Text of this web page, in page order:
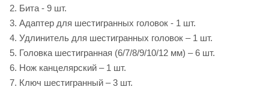
2. Бита - 9 шт.
3. Адаптер для шестигранных головок - 1 шт.
4. Удлинитель для шестигранных головок – 1 шт.
5. Головка шестигранная (6/7/8/9/10/12 мм) – 6 шт.
6. Нож канцелярский – 1 шт.
7. Ключ шестигранный – 3 шт.